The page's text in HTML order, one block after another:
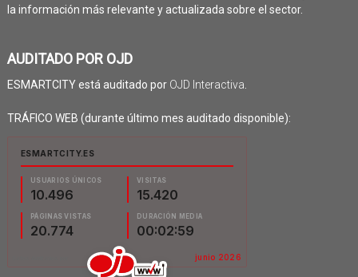
la información más relevante y actualizada sobre el sector.
AUDITADO POR OJD
ESMARTCITY está auditado por OJD Interactiva
TRÁFICO WEB (durante último mes auditado disponible):